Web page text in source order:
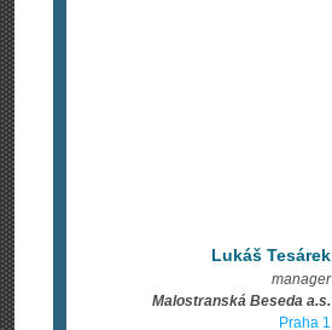
Lukáš Tesárek
manager
Malostranská Beseda a.s.
Praha 1